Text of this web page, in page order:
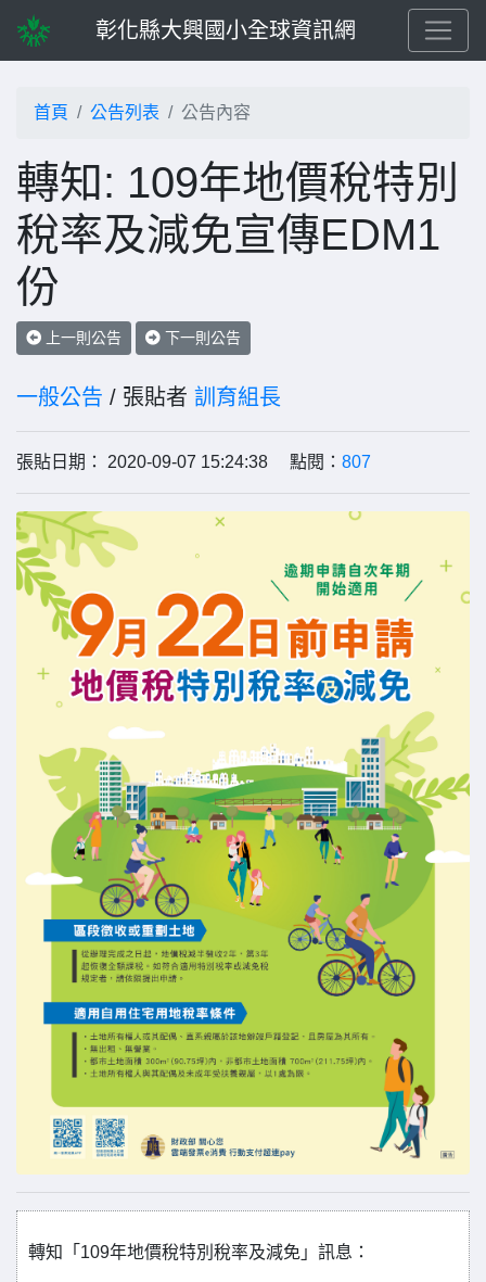
彰化縣大興國小全球資訊網
首頁 公告列表 公告內容
轉知: 109年地價稅特別
稅率及減免宣傳EDM1
份
上一則公告 下一則公告
一般公告 / 張貼者 訓育組長
張貼日期： 2020-09-07 15:24:38 點閱： 807
轉知「109年地價稅特別稅率及減免」訊息：